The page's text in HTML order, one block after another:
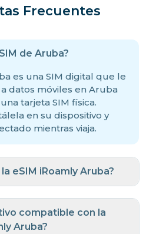
Frecuentes
de Aruba?
es una SIM digital que le
datos móviles en Aruba
tarjeta SIM física.
en su dispositivo y
mientras viaja.
eSIM iRoamly Aruba?
compatible con la
Aruba?